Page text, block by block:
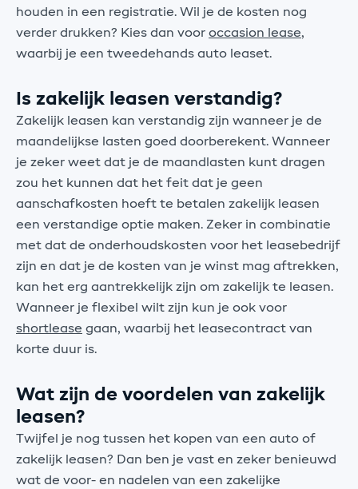
houden in een registratie. Wil je de kosten nog
verder drukken? Kies dan voor occasion lease,
waarbij je een tweedehands auto leaset.
Is zakelijk leasen verstandig?
Zakelijk leasen kan verstandig zijn wanneer je de
maandelijkse lasten goed doorberekent. Wanneer
je zeker weet dat je de maandlasten kunt dragen
zou het kunnen dat het feit dat je geen
aanschafkosten hoeft te betalen zakelijk leasen
een verstandige optie maken. Zeker in combinatie
met dat de onderhoudskosten voor het leasebedrijf
zijn en dat je de kosten van je winst mag aftrekken,
kan het erg aantrekkelijk zijn om zakelijk te leasen.
Wanneer je flexibel wilt zijn kun je ook voor
shortlease gaan, waarbij het leasecontract van
korte duur is.
Wat zijn de voordelen van zakelijk
leasen?
Twijfel je nog tussen het kopen van een auto of
zakelijk leasen? Dan ben je vast en zeker benieuwd
wat de voor- en nadelen van een zakelijke